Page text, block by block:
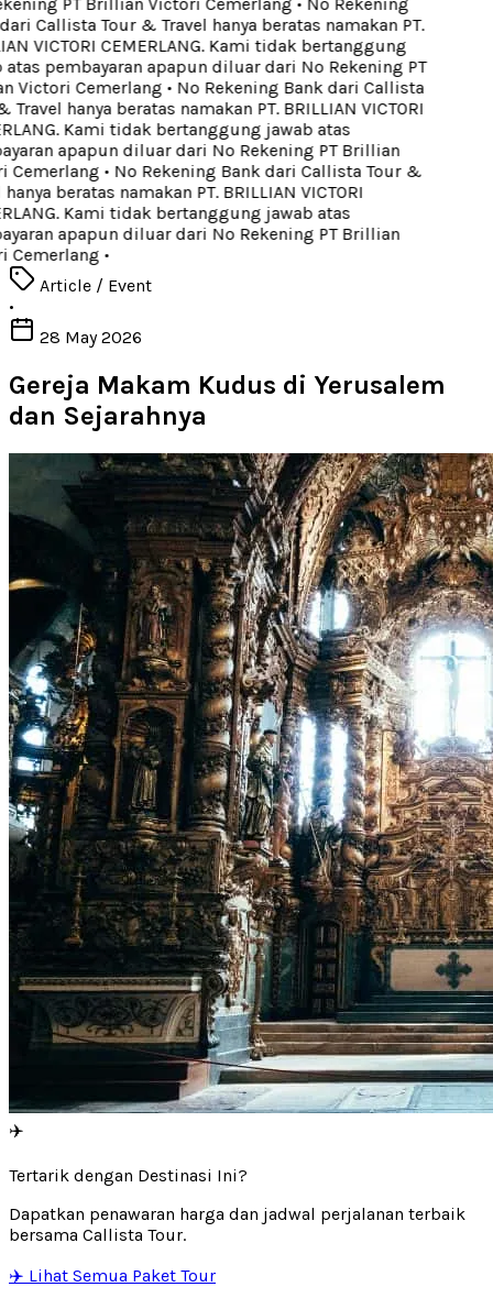
Callista Tour & Travel hanya beratas namakan PT.
VICTORI CEMERLANG. Kami tidak bertanggung
pembayaran apapun diluar dari No Rekening PT
Victori Cemerlang• No Rekening Bank dari Callista
hanya beratas namakan PT. BRILLIAN VICTORI
Kami tidak bertanggung jawab atas
apapun diluar dari No Rekening PT Brillian
• No Rekening Bank dari Callista Tour &
beratas namakan PT. BRILLIAN VICTORI
Kami tidak bertanggung jawab atas
apapun diluar dari No Rekening PT Brillian
•
Article / Event
•
28 May 2026
Gereja Makam Kudus di Yerusalem
dan Sejarahnya
✈️
Tertarik dengan Destinasi Ini?
Dapatkan penawaran harga dan jadwal perjalanan terbaik
bersama Callista Tour.
✈️ Lihat Semua Paket Tour